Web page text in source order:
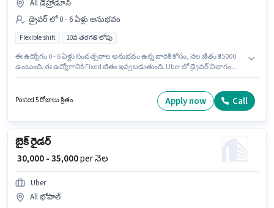
All డెహ్రాడూన్
డ్రైవర్ లో 0 - 6 ఏళ్లు అనుభవం
Flexible shift 10వ తరగతి లోపు
ఈ ఉద్యోగం 0 - 6 ఏళ్లు సంవత్సరాల అనుభవం ఉన్న వారికి కోసం, నెల జీతం ₹35000
ఉంటుంది. ఈ ఉద్యోగానికి Fixed జీతం ఇవ్వబడుతుంది. Uber లో డ్రైవర్ విభాగంలో
days working ఉంటాయి.
Posted 5 రోజులు క్రితం Apply now Call
బైక్ రైడర్
₹ 30,000 - 35,000per నెల
Uber
All భోపాల్